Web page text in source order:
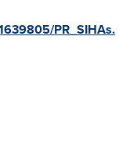
PR_SIHAs.